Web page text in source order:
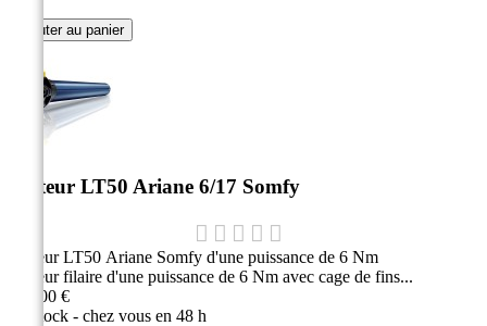
Ajouter au panier
Moteur LT50 Ariane 6/17 Somfy
Moteur LT50 Ariane Somfy d'une puissance de 6 Nm
Moteur filaire d'une puissance de 6 Nm avec cage de fins...
151,00 €
En stock - chez vous en 48 h